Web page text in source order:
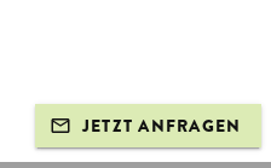
JETZT ANFRAGEN